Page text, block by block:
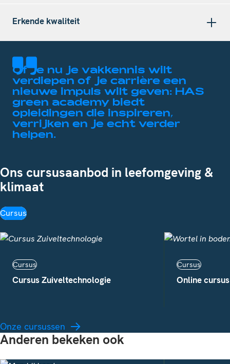
Erkende kwaliteit
Of je nu je vakkennis wilt
verdiepen of je carrière een
nieuwe impuls wilt geven: HAS
green academy biedt
opleidingen die inspireren,
verrijken en je echt verder
helpen.
Ons cursusaanbod in leefomgeving &
klimaat
Cursus
Cursus
Cursus Zuiveltechnologie
Cursus
Online
Onze cursussen
Anderen bekeken ook